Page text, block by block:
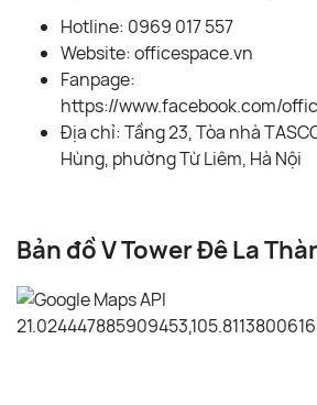
Hotline: 0969 017 557
Website: officespace.vn
Fanpage:
https://www.facebook.com/
Địa chỉ: Tầng 23, Tòa nhà
Hùng, phường Từ Liêm, Hà Nội
Bản đồ V Tower Đê La